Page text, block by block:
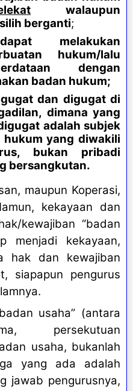
walaupun
berganti;
dapat melakukan
hukum/lalu
dengan
badan hukum;
dan digugat di
dimana yang
adalah subjek
hukum yang diwakili
bukan pribadi
bersangkutan.
maupun Koperasi,
kekayaan dan
kewajiban “badan
menjadi kekayaan,
hak dan kewajiban
siapapun pengurus
usaha” (antara
persekutuan
usaha, bukanlah
yang ada adalah
jawab pengurusnya,